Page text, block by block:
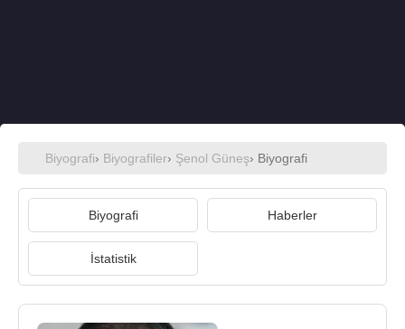
Biyografi› Biyografiler› Şenol Güneş› Biyografi
Biyografi Haberler
İstatistik